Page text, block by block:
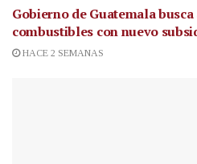
Gobierno de Guatemala
combustibles con nuevo
HACE 2 SEMANAS